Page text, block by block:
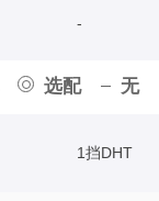
选配 无
-
1挡DHT